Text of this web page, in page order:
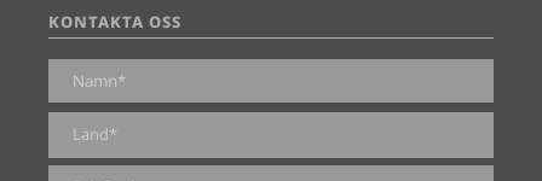
KONTAKTA OSS